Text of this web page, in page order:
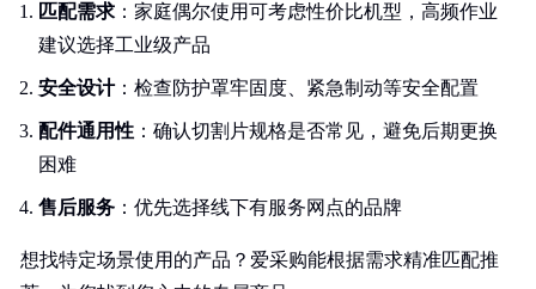
匹配需求 ：家庭偶尔使用可考虑性价比机型，高频作业
建议选择工业级产品
安全设计：检查防护罩牢固度、紧急制动等安全配置
配件通用性 ：确认切割片规格是否常见，避免后期更换
困难
售后服务 ：优先选择线下有服务网点的品牌
想找特定场景使用的产品？爱采购能根据需求精准匹配推